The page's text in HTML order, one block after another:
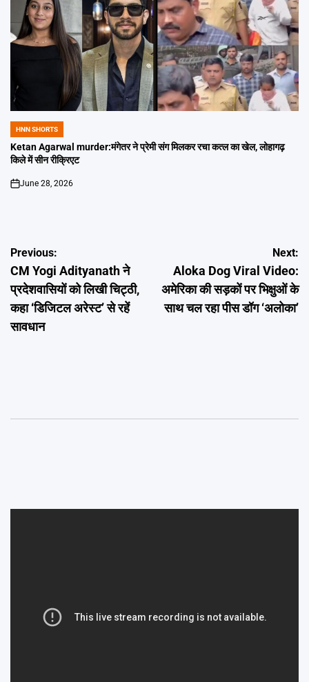
POSTED
IN
HNN SHORTS
Ketan Agarwal murder:मंगेतर ने प्रेमी संग मिलकर रचा कत्ल का खेल, लोहागढ़
किले में सीन रीक्रिएट
on
June 28, 2026
Post
navigation
Previous:
CM Yogi Adityanath ने
प्रदेशवासियों को लिखी चिट्ठी,
कहा ‘डिजिटल अरेस्ट’ से रहें
सावधान
Next:
Aloka Dog Viral Video:
अमेरिका की सड़कों पर भिक्षुओं के
साथ चल रहा पीस डॉग ‘अलोका’